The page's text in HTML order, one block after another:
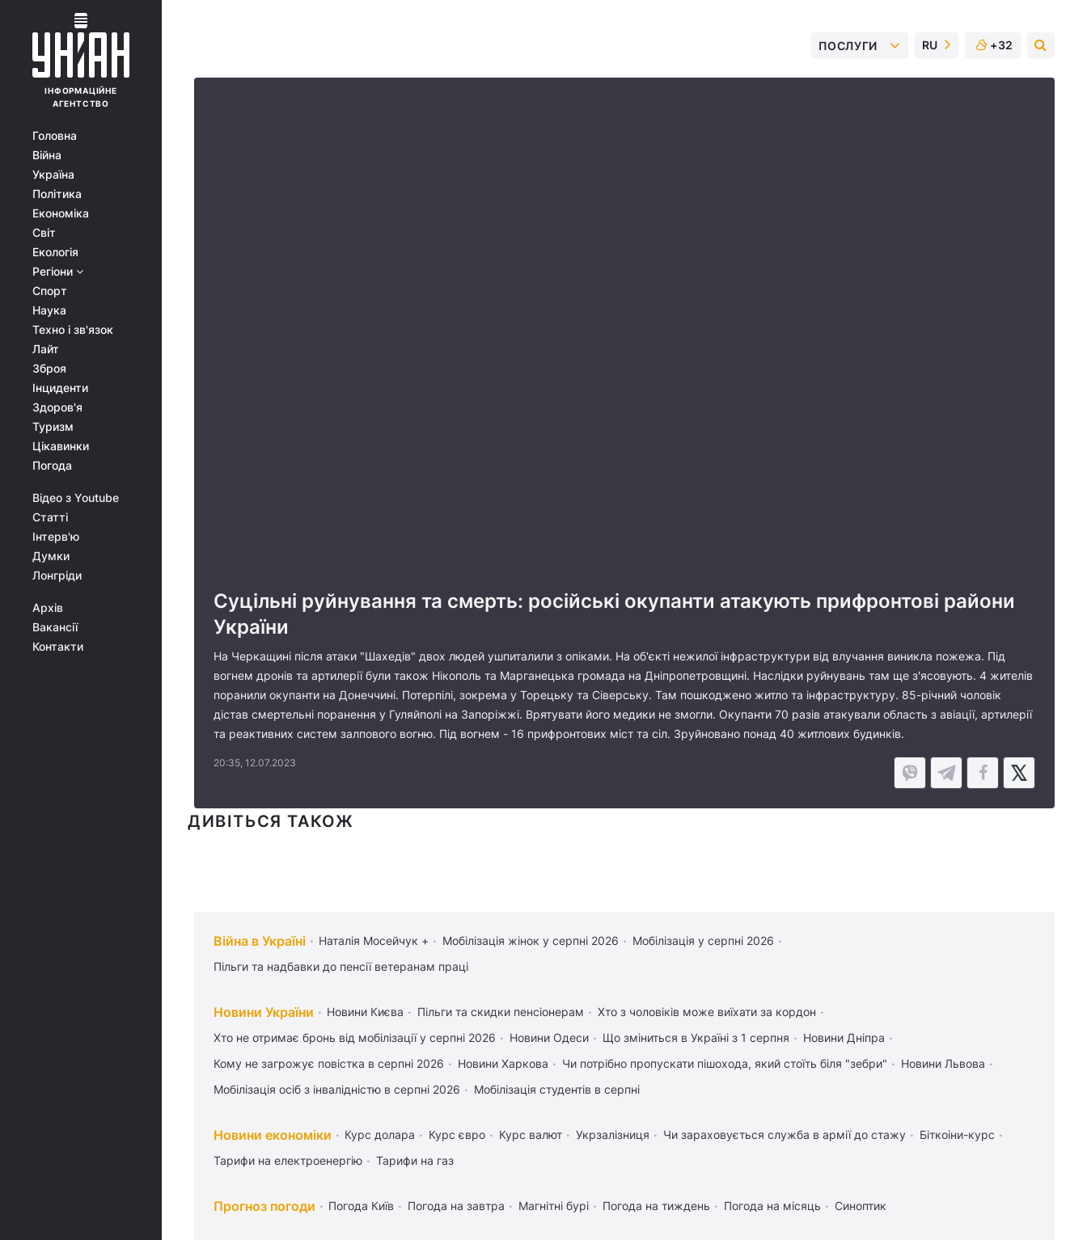
ІНФОРМАЦІЙНЕ
АГЕНТСТВО
Головна
Війна
Україна
Політика
Економіка
Світ
Екологія
Регіони
Спорт
Наука
Техно і зв'язок
Лайт
Зброя
Інциденти
Здоров'я
Туризм
Цікавинки
Погода
Відео з Youtube
Статті
Інтерв'ю
Думки
Лонгріди
Архів
Вакансії
Контакти
ПОСЛУГИ RU +32
Суцільні руйнування та смерть: російські окупанти атакують прифронтові райони
України
На Черкащині після атаки "Шахедів" двох людей ушпиталили з опіками. На об'єкті нежилої інфраструктури від влучання виникла пожежа. Під
вогнем дронів та артилерії були також Нікополь та Марганецька громада на Дніпропетровщині. Наслідки руйнувань там ще з'ясовують. 4 жителів
поранили окупанти на Донеччині. Потерпілі, зокрема у Торецьку та Сіверську. Там пошкоджено житло та інфраструктуру. 85-річний чоловік
дістав смертельні поранення у Гуляйполі на Запоріжжі. Врятувати його медики не змогли. Окупанти 70 разів атакували область з авіації, артилерії
та реактивних систем залпового вогню. Під вогнем - 16 прифронтових міст та сіл. Зруйновано понад 40 житлових будинків.
20:35, 12.07.2023
ДИВІТЬСЯ ТАКОЖ
Війна в Україні Наталія Мосейчук + Мобілізація жінок у серпні 2026
Мобілізація у серпні 2026
Пільги та надбавки до пенсії ветеранам праці
Новини України Новини Києва Пільги та скидки пенсіонерам
Хто з чоловіків може виїхати за кордон
Хто не отримає бронь від мобілізації у серпні 2026
Новини Одеси Що зміниться в Україні з 1 серпня
Новини Дніпра
Кому не загрожує повістка в серпні 2026
Новини Харкова Чи потрібно пропускати пішохода, який стоїть біля "зебри"
Новини Львова
Мобілізація осіб з інвалідністю в серпні 2026
Мобілізація студентів в серпні
Новини економіки Курс долара Курс євро Курс валют Укрзалізниця Чи зараховується служба в армії до стажу
Біткоіни-курс
Тарифи на електроенергію
Тарифи на газ
Прогноз погоди Погода Київ Погода на завтра Магнітні бурі Погода на тиждень Погода на місяць Синоптик